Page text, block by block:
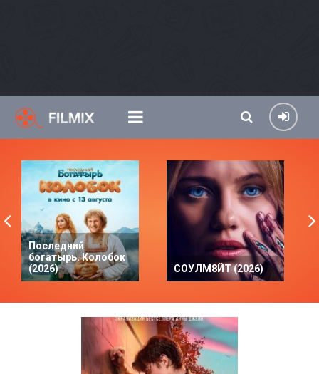
Последний
богатырь. Колобок
(2026)
СОУЛМ8ЙТ (2026)